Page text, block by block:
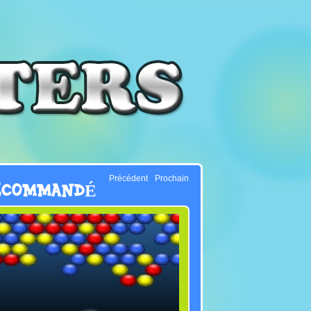
Prochain
Précédent